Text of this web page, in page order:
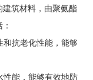
筑材料，由聚氨酯
和抗老化性能，能够
性能，能够有效地防